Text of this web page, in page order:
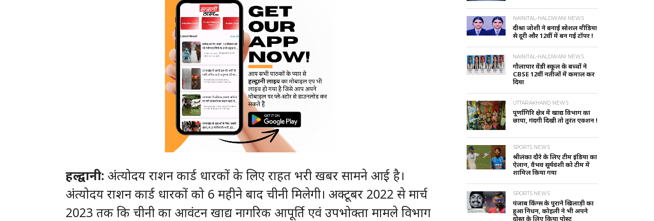
हल्द्वानी: अंत्योदय राशन कार्ड धारकों के लिए राहत भरी खबर सामने आई है।
अंत्योदय राशन कार्ड धारकों को 6 महीने बाद चीनी मिलेगी। अक्टूबर 2022 से मार्च
2023 तक कि चीनी का आवंटन खाद्य नागरिक आपूर्ति एवं उपभोक्ता मामले विभाग
NAINITAL-HALDWANI NEWS
दीश्रा जोशी ने बनाई सोशल मीडिया
से दूरी और 12वीं में बन गई टॉपर !
NAINITAL-HALDWANI NEWS
गौलापार वेंडी स्कूल के बच्चों ने
CBSE 12वीं नतीजों में कमाल कर
दिया
UTTARAKHAND NEWS
पूर्णागिरि क्षेत्र में खाद्य विभाग का
छापा, गंदगी दिखी तो तुरंत एक्शन !
SPORTS NEWS
श्रीलंका दौरे के लिए टीम इंडिया का
ऐलान, वैभव सूर्यवंशी को टीम में
शामिल किया गया
SPORTS NEWS
पंजाब किंग्स के पुराने खिलाड़ी का
हुआ निधन, कोहली ने भी अपने
दोस्त के लिए किया पोस्ट